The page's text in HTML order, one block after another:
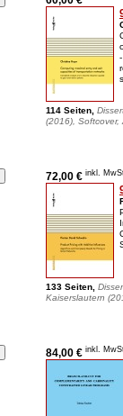
114 Seiten,
(2016), Softcover,
72,00 € inkl.
133 Seiten,
Kaiserslautern
84,00 € inkl.